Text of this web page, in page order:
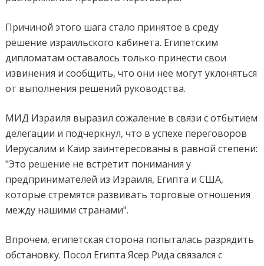
Причиной этого шага стало принятое в среду
решение израильского кабинета. Египетским
дипломатам оставалось только принести свои
извинения и сообщить, что они нее могут уклоняться
от выполнения решений руководства.
МИД Израиля выразил сожаление в связи с отбытием
делегации и подчеркнул, что в успехе переговоров
Иерусалим и Каир заинтересованы в равной степени:
"Это решение не встретит понимания у
предпринимателей из Израиля, Египта и США,
которые стремятся развивать торговые отношения
между нашими странами".
Впрочем, египетская сторона попыталась разрядить
обстановку. Посол Египта Ясер Рида связался с